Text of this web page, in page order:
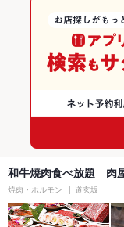
和牛焼肉食べ放題 肉
焼肉・ホルモン 道玄坂